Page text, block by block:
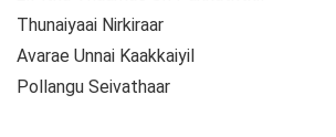
Thunaiyaai Nirkiraar
Avarae Unnai Kaakkaiyil
Pollangu Seivathaar